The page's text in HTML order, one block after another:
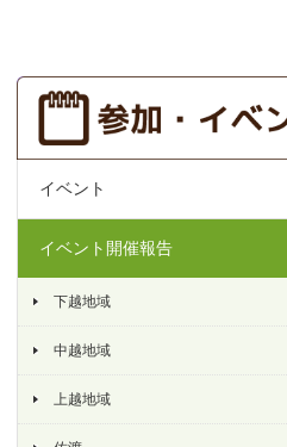
イベント
イベント開催報告
下越地域
中越地域
上越地域